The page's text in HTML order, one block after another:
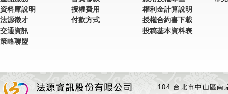
資料庫說明
法源徵才
交通資訊
策略聯盟
授權費用
付款方式
權利金計算說明
授權合約書下載
投稿基本資料表
104 台北市中山區